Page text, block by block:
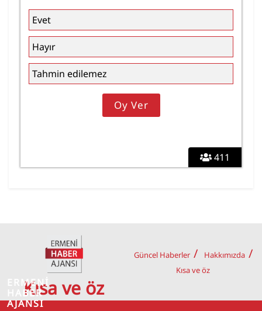
411
Evet
Hayır
Tahmin edilemez
Kısa ve öz
Güncel Haberler
Hakkımızda
Kısa ve öz
ERMENİ
HABER
AJANSI